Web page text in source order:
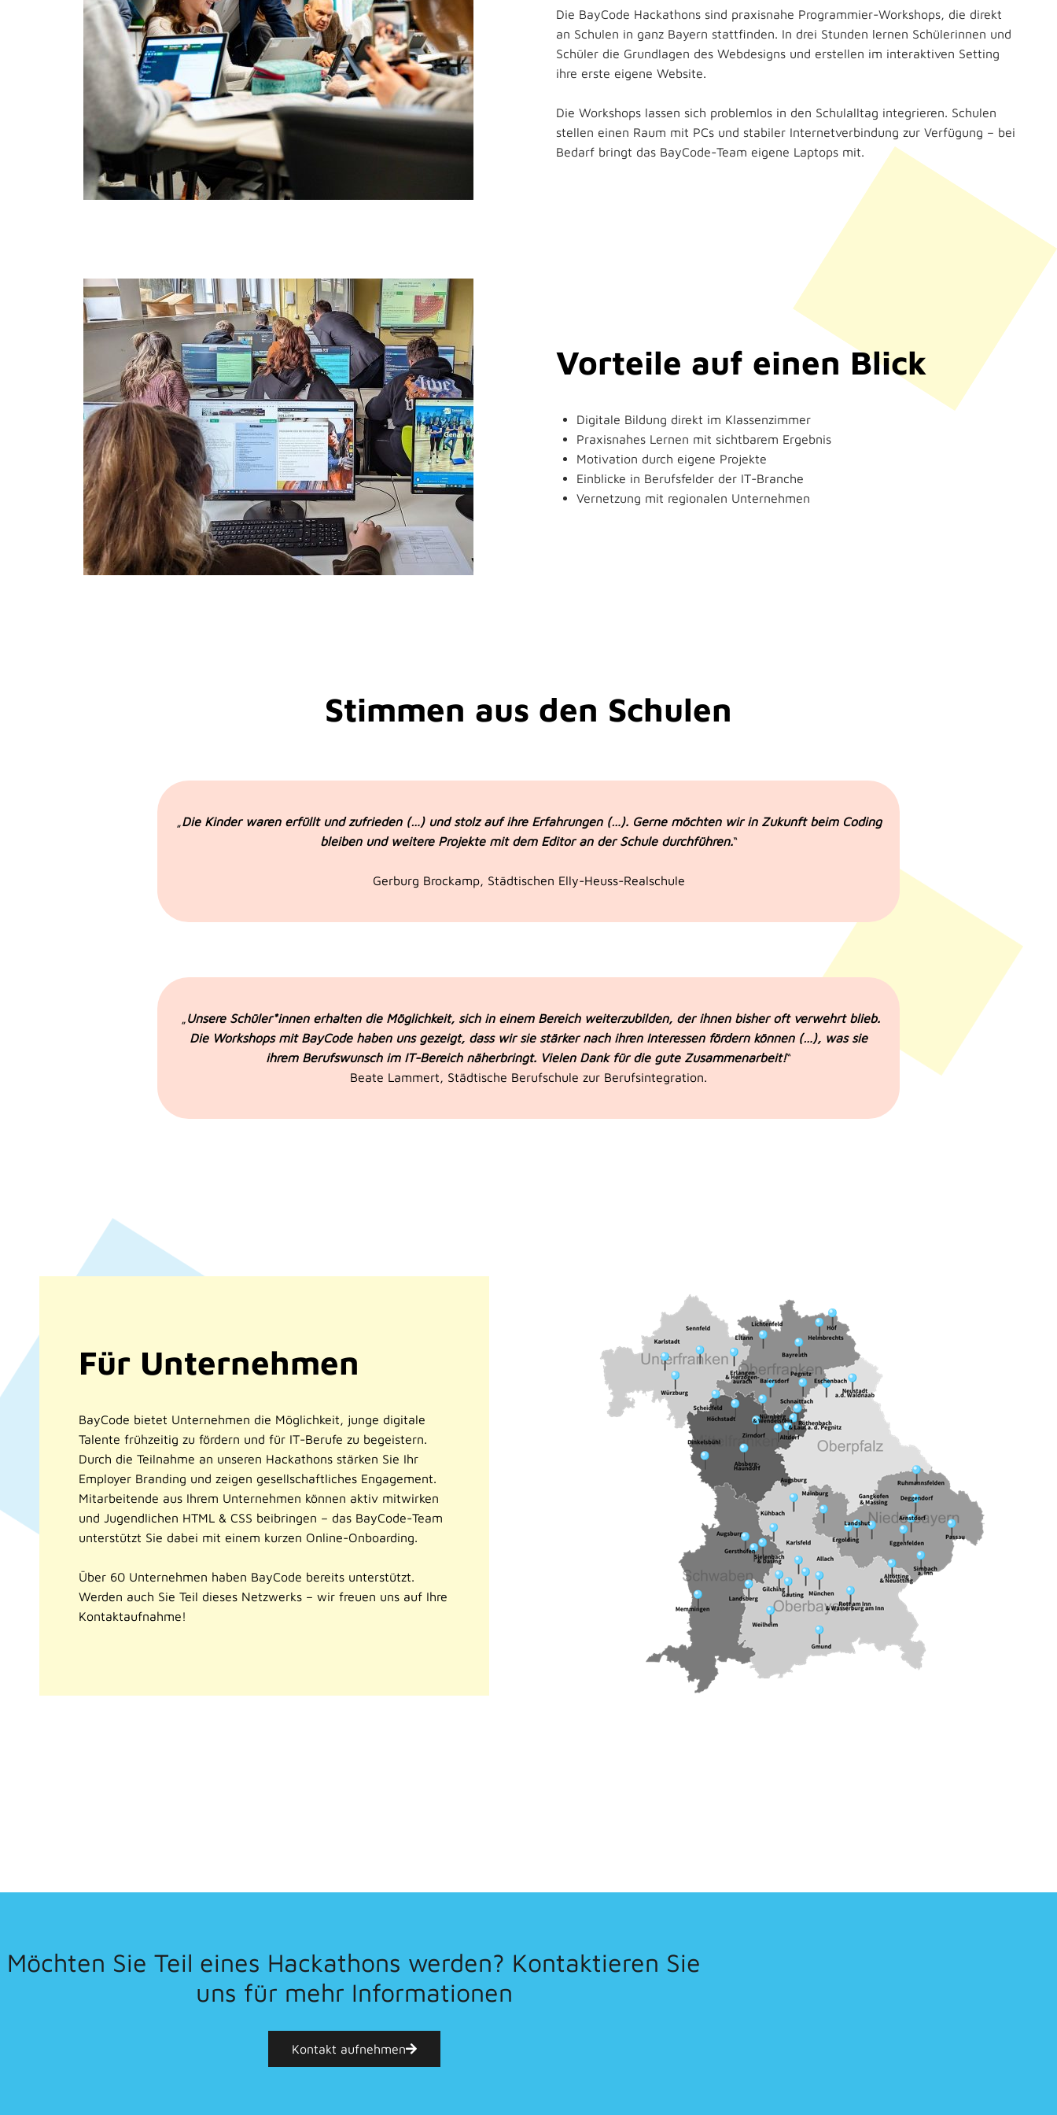
Die BayCode Hackathons sind praxisnahe Programmier-Workshops, die direkt
an Schulen in ganz Bayern stattfinden. In drei Stunden lernen Schülerinnen und
Schüler die Grundlagen des Webdesigns und erstellen im interaktiven Setting
ihre erste eigene Website.
Die Workshops lassen sich problemlos in den Schulalltag integrieren. Schulen
stellen einen Raum mit PCs und stabiler Internetverbindung zur Verfügung – bei
Bedarf bringt das BayCode-Team eigene Laptops mit.
Vorteile auf einen Blick
Digitale Bildung direkt im Klassenzimmer
Praxisnahes Lernen mit sichtbarem Ergebnis
Motivation durch eigene Projekte
Einblicke in Berufsfelder der IT-Branche
Vernetzung mit regionalen Unternehmen
Stimmen aus den Schulen
„Die Kinder waren erfüllt und zufrieden (…) und stolz auf ihre Erfahrungen (…). Gerne möchten wir in Zukunft beim Coding
bleiben und weitere Projekte mit dem Editor an der Schule durchführen.“
Gerburg Brockamp, Städtischen Elly-Heuss-Realschule
„Unsere Schüler*innen erhalten die Möglichkeit, sich in einem Bereich weiterzubilden, der ihnen bisher oft verwehrt blieb.
Die Workshops mit BayCode haben uns gezeigt, dass wir sie stärker nach ihren Interessen fördern können (…), was sie
ihrem Berufswunsch im IT-Bereich näherbringt. Vielen Dank für die gute Zusammenarbeit!“
Beate Lammert, Städtische Berufschule zur Berufsintegration.
Für Unternehmen
BayCode bietet Unternehmen die Möglichkeit, junge digitale
Talente frühzeitig zu fördern und für IT-Berufe zu begeistern.
Durch die Teilnahme an unseren Hackathons stärken Sie Ihr
Employer Branding und zeigen gesellschaftliches Engagement.
Mitarbeitende aus Ihrem Unternehmen können aktiv mitwirken
und Jugendlichen HTML & CSS beibringen – das BayCode-Team
unterstützt Sie dabei mit einem kurzen Online-Onboarding.
Über 60 Unternehmen haben BayCode bereits unterstützt.
Werden auch Sie Teil dieses Netzwerks – wir freuen uns auf Ihre
Kontaktaufnahme!
Möchten Sie Teil eines Hackathons werden? Kontaktieren Sie
uns für mehr Informationen
Kontakt aufnehmen